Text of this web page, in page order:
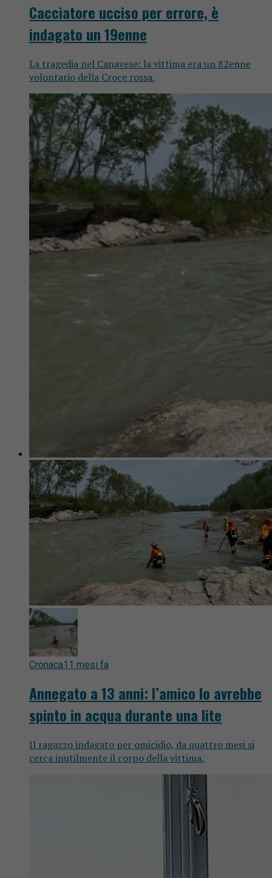
Cacciatore ucciso per errore, è
indagato un 19enne
La tragedia nel Canavese: la vittima era un 82enne
volontario della Croce rossa.
Cronaca11 mesi fa
Annegato a 13 anni: l’amico lo avrebbe
spinto in acqua durante una lite
Il ragazzo indagato per omicidio, da quattro mesi si
cerca inutilmente il corpo della vittima.